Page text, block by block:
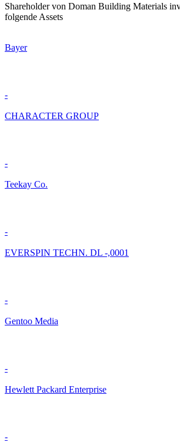
Shareholder von Doman Building Materials
folgende Assets
Bayer
-
CHARACTER GROUP
-
Teekay Co.
-
EVERSPIN TECHN. DL -,0001
-
Gentoo Media
-
Hewlett Packard Enterprise
-